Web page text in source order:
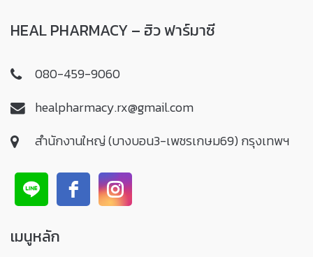
HEAL PHARMACY – ฮิว ฟาร์มาซี
080-459-9060
healpharmacy.rx@gmail.com
สำนักงานใหญ่ (บางบอน3-เพชรเกษม69) กรุงเทพฯ
เมนูหลัก